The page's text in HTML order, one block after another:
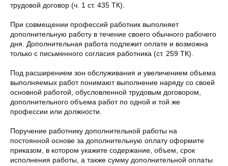
трудовой договор (ч. 1 ст. 435 ТК).
При совмещении профессий работник выполняет
дополнительную работу в течение своего обычного рабочего
дня. Дополнительная работа подлежит оплате и возможна
только с письменного согласия работника (ст. 259 ТК).
Под расширением зон обслуживания и увеличением объема
выполняемых работ понимают выполнение наряду со своей
основной работой, обусловленной трудовым договором,
дополнительного объема работ по одной и той же
профессии или должности.
Поручение работнику дополнительной работы на
постоянной основе за дополнительную оплату оформите
приказом, в котором укажите содержание, объем, срок
исполнения работы, а также сумму дополнительной оплаты